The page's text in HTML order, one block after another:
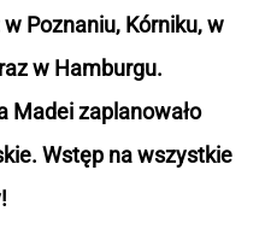
Poznaniu, Kórniku, w
w Hamburgu.
Madei zaplanowało
Wstęp na wszystkie